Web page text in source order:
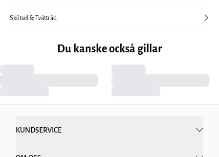
Skötsel & Tvättråd
Du kanske också gillar
KUNDSERVICE